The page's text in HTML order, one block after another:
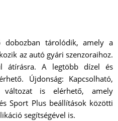
tárolódik, amely a
az autó gyári szenzoraihoz.
átírásra. A legtöbb dízel és
Újdonság: Kapcsolható,
változat is elérhető, amely
Sport Plus beállítások közötti
segítségével is.